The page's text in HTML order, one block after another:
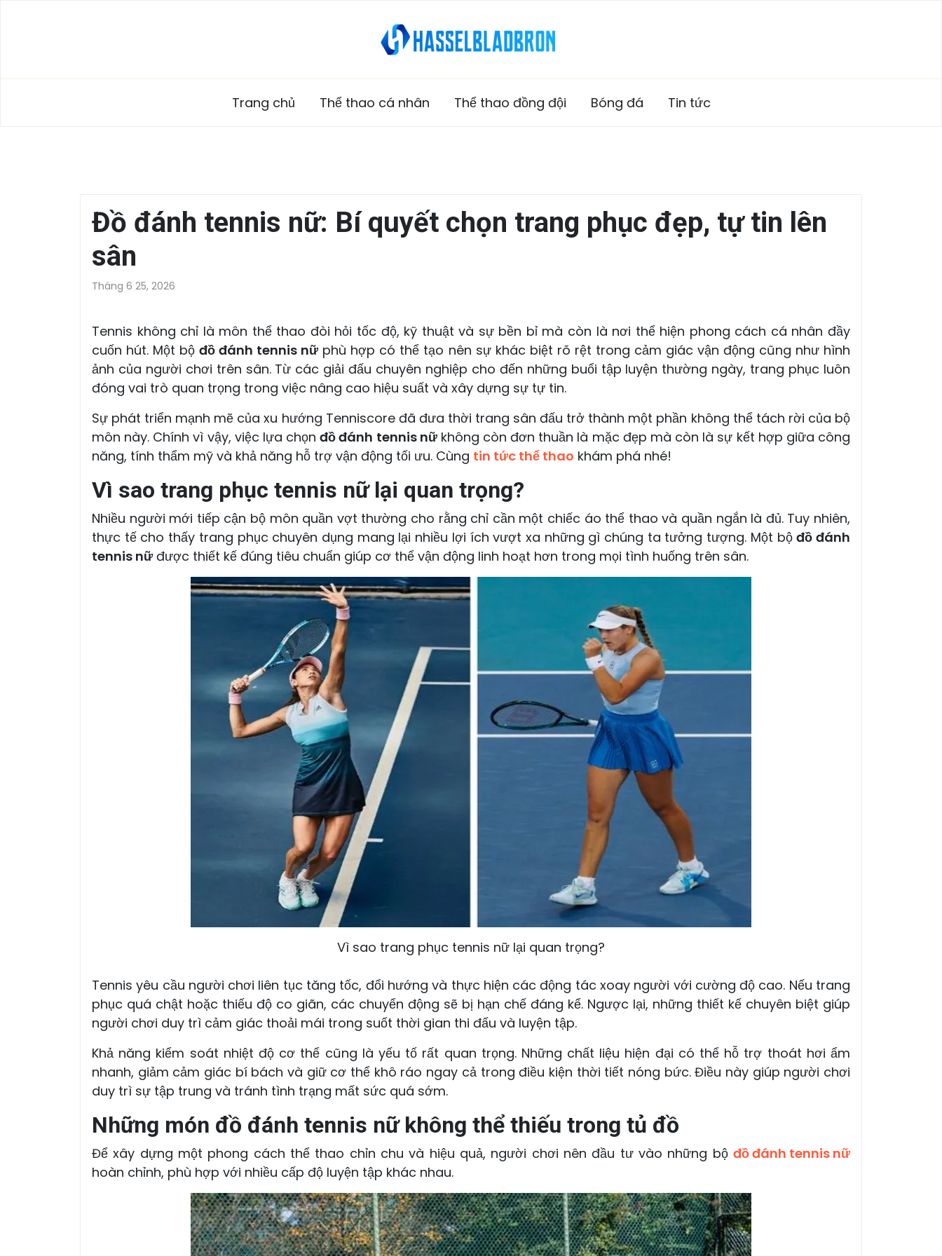
Trang chủ Thể thao cá nhân Thể thao đồng đội Bóng đá Tin tức
Đồ đánh tennis nữ: Bí quyết chọn trang phục đẹp, tự tin lên
sân
Tháng 6 25, 2026
Tennis không chỉ là môn thể thao đòi hỏi tốc độ, kỹ thuật và sự bền bỉ mà còn là nơi thể hiện phong cách cá nhân đầy
cuốn hút. Một bộđồ đánh tennis nữ phù hợp có thể tạo nên sự khác biệt rõ rệt trong cảm giác vận động cũng như hình
ảnh của người chơi trên sân. Từ các giải đấu chuyên nghiệp cho đến những buổi tập luyện thường ngày, trang phục luôn
đóng vai trò quan trọng trong việc nâng cao hiệu suất và xây dựng sự tự tin.
Sự phát triển mạnh mẽ của xu hướng Tenniscore đã đưa thời trang sân đấu trở thành một phần không thể tách rời của bộ
môn này. Chính vì vậy, việc lựa chọnđồ đánh tennis nữkhông còn đơn thuần là mặc đẹp mà còn là sự kết hợp giữa công
năng, tính thẩm mỹ và khả năng hỗ trợ vận động tối ưu. Cùng tin tức thể thao khám phá nhé!
Vì sao trang phục tennis nữ lại quan trọng?
Nhiều người mới tiếp cận bộ môn quần vợt thường cho rằng chỉ cần một chiếc áo thể thao và quần ngắn là đủ. Tuy nhiên,
thực tế cho thấy trang phục chuyên dụng mang lại nhiều lợi ích vượt xa những gì chúng ta tưởng tượng. Một bộđồ đánh
tennis nữ được thiết kế đúng tiêu chuẩn giúp cơ thể vận động linh hoạt hơn trong mọi tình huống trên sân.
Vì sao trang phục tennis nữ lại quan trọng?
Tennis yêu cầu người chơi liên tục tăng tốc, đổi hướng và thực hiện các động tác xoay người với cường độ cao. Nếu trang
phục quá chật hoặc thiếu độ co giãn, các chuyển động sẽ bị hạn chế đáng kể. Ngược lại, những thiết kế chuyên biệt giúp
người chơi duy trì cảm giác thoải mái trong suốt thời gian thi đấu và luyện tập.
Khả năng kiểm soát nhiệt độ cơ thể cũng là yếu tố rất quan trọng. Những chất liệu hiện đại có thể hỗ trợ thoát hơi ẩm
nhanh, giảm cảm giác bí bách và giữ cơ thể khô ráo ngay cả trong điều kiện thời tiết nóng bức. Điều này giúp người chơi
duy trì sự tập trung và tránh tình trạng mất sức quá sớm.
Những món đồ đánh tennis nữ không thể thiếu trong tủ đồ
Để xây dựng một phong cách thể thao chỉn chu và hiệu quả, người chơi nên đầu tư vào những bộ đồ đánh tennis nữ
hoàn chỉnh, phù hợp với nhiều cấp độ luyện tập khác nhau.